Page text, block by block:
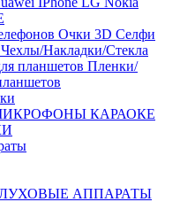
Очки 3D Селфи
Чехлы/Накладки/Стекла
планшетов Пленки/
КАРАОКЕ
АППАРАТЫ